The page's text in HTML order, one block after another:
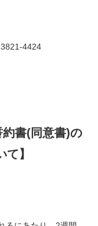
4424
約書(同意書)の
】